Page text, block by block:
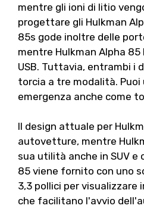
mentre gli ioni di litio
progettare gli Hulkman
85s gode inoltre delle
mentre Hulkman Alpha
USB. Tuttavia, entrambi i
torcia a tre modalità.
emergenza anche come
Il design attuale per
autovetture, mentre
sua utilità anche in SUV e
85 viene fornito con uno
3,3 pollici per visualizzare
che facilitano l'avvio